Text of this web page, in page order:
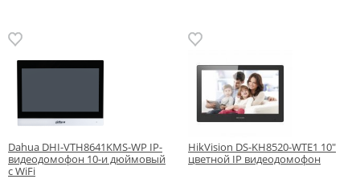
Dahua DHI-VTH8641KMS-WP IP-
видеодомофон 10-и дюймовый
с WiFi
HikVision DS-KH8520-WTE1 10"
цветной IP видеодомофон